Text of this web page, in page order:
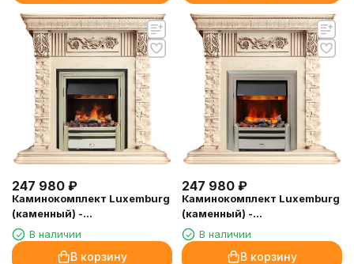
247 980 ₽
Каминокомплект Luxemburg
(каменный) -
Сланец/Cлоновая кость с
патиной с очагом Cavendish
В наличии
В корзину
247 980 ₽
Каминокомплект Luxemburg
(каменный) -
Сланец/Cлоновая кость с
патиной с очагом Chesford
В наличии
В корзину